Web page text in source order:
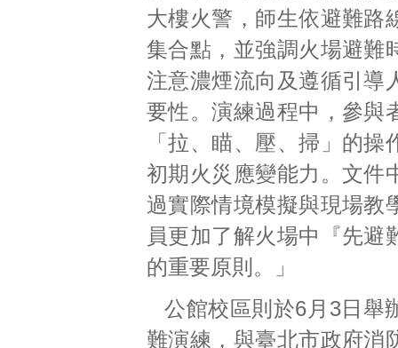
大樓火警，師生依避難路
集合點，並強調火場避難
注意濃煙流向及遵循引導
要性。演練過程中，參與
「拉、瞄、壓、掃」的操
初期火災應變能力。文件
過實際情境模擬與現場教
員更加了解火場中『先避
的重要原則。」
公館校區則於6月3日舉
難演練，與臺北市政府消